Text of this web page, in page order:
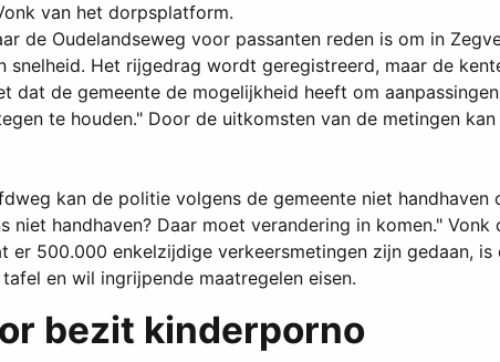
van het dorpsplatform.
de Oudelandseweg voor passanten reden is om in
Het rijgedrag wordt geregistreerd, maar de
dat de gemeente de mogelijkheid heeft om
te houden." Door de uitkomsten van de metingen
kan de politie volgens de gemeente niet handhaven
handhaven? Daar moet verandering in komen."
er 500.000 enkelzijdige verkeersmetingen zijn gedaan,
en wil ingrijpende maatregelen eisen.
bezit kinderporno